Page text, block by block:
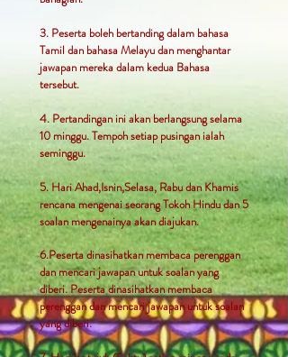
3. Peserta boleh bertanding dalam bahasa
Tamil dan bahasa Melayu dan menghantar
jawapan mereka dalam kedua Bahasa
tersebut.
4. Pertandingan ini akan berlangsung selama
10 minggu. Tempoh setiap pusingan ialah
seminggu.
5. Hari Ahad,Isnin,Selasa, Rabu dan Khamis
rencana mengenai seorang Tokoh Hindu dan 5
soalan mengenainya akan diajukan.
6.Peserta dinasihatkan membaca perenggan
dan mencari jawapan untuk soalan yang
diberi. Peserta dinasihatkan membaca
perenggan dan mencari jawapan untuk soalan
yang diberi.